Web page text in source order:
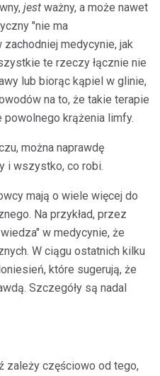
jest ważny, a może nawet
"nie ma
medycynie, jak
te rzeczy łącznie nie
lub biorąc kąpiel w glinie,
na to, że takie terapie
krążenia limfy.
można naprawdę
i wszystko, co robi.
mają o wiele więcej do
Na przykład, przez
w medycynie, że
W ciągu ostatnich kilku
które sugerują, że
Szczegóły są nadal
zależy częściowo od tego,